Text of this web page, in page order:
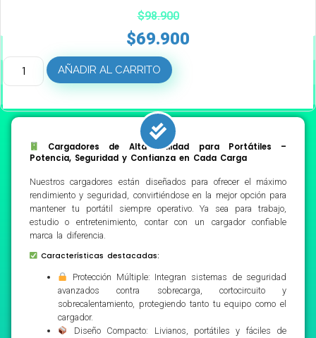
$98.900
$69.900
AÑADIR AL CARRITO
Cargadores de Alta Calidad para Portátiles –
Potencia, Seguridad y Confianza en Cada Carga
Nuestros cargadores están diseñados para ofrecer el máximo
rendimiento y seguridad, convirtiéndose en la mejor opción para
mantener tu portátil siempre operativo. Ya sea para trabajo,
estudio o entretenimiento, contar con un cargador confiable
marca la diferencia.
Características destacadas:
Protección Múltiple: Integran sistemas de seguridad
avanzados contra sobrecarga, cortocircuito y
sobrecalentamiento, protegiendo tanto tu equipo como el
cargador.
Diseño Compacto: Livianos, portátiles y fáciles de